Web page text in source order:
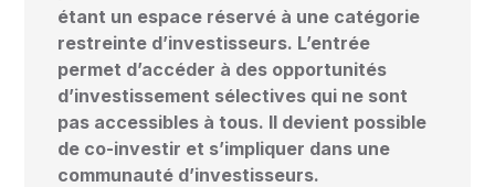
étant un espace réservé à une catégorie
restreinte d’investisseurs. L’entrée
permet d’accéder à des opportunités
d’investissement sélectives qui ne sont
pas accessibles à tous. Il devient possible
de co-investir et s’impliquer dans une
communauté d’investisseurs.